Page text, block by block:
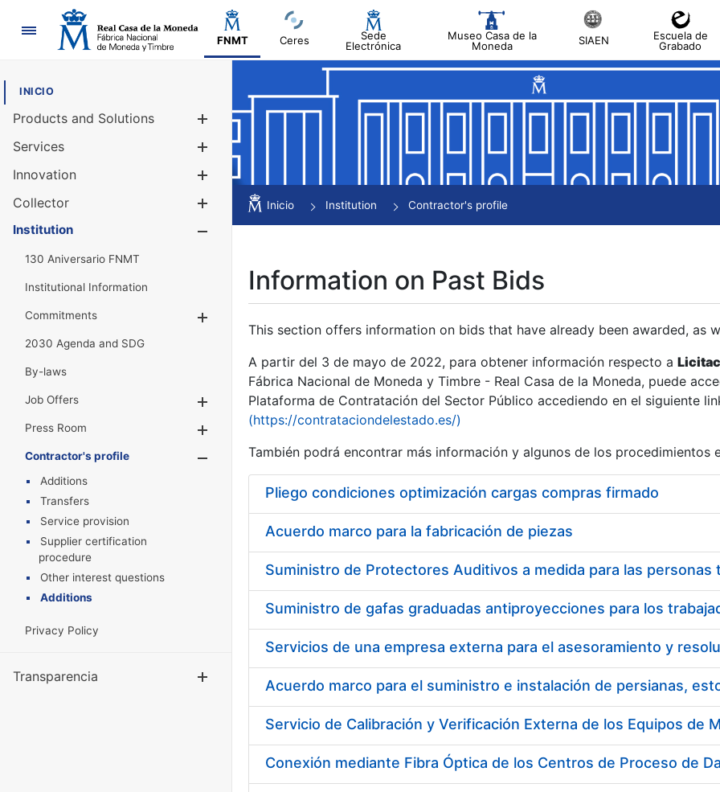
Navigation
FNMT Ceres
Sede
Electrónica
Museo Casa de la
Moneda
SIAEN
Escuela de
Grabado
INICIO
Products and Solutions
Services
Innovation
Collector
Show/Hide
Institution
130 Aniversario FNMT
Institutional Information
Commitments
2030 Agenda and SDG
By-laws
Job Offers
Show/Hide
Press Room
Show/Hide
Contractor's profile
Show/Hide
Additions
Transfers
Service provision
Supplier certification
procedure
Other interest questions
Additions
Privacy Policy
Transparencia Show/Hide
Inicio Institution Contractor's profile
Information on Past Bids
This section offers information on bids that have already been awarded, as
A partir del 3 de mayo de 2022, para obtener información respecto a
Fábrica Nacional de Moneda y Timbre - Real Casa de la Moneda, puede
Plataforma de Contratación del Sector Público accediendo en el siguiente
(https://contrataciondelestado.es/)
También podrá encontrar más información y algunos de los procedimientos
Pliego condiciones optimización cargas compras firmado
Acuerdo marco para la fabricación de piezas
Acuerdo marco para el suministro e instalación de persianas,